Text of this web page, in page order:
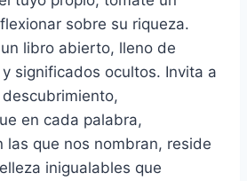
sobre su riqueza.
libro abierto, lleno de
significados ocultos. Invita a
en cada palabra,
las que nos nombran, reside
inigualables que